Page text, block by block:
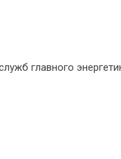
главного